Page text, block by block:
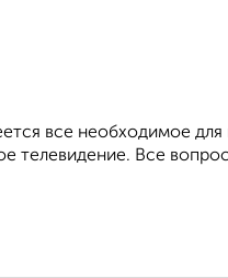
все необходимое для
телевидение. Все